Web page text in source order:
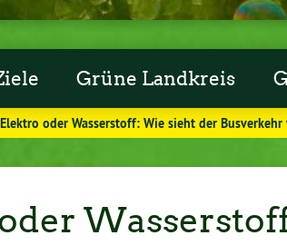
Grüne Landkreis
Elektro oder Wasserstoff: Wie sieht der Busverkehr